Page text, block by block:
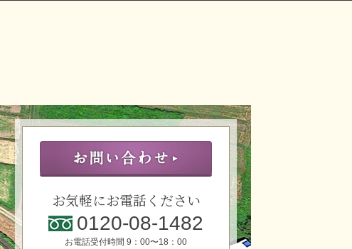
お気軽にお電話ください
0120-08-1482
お電話受付時間 9：00〜18：00